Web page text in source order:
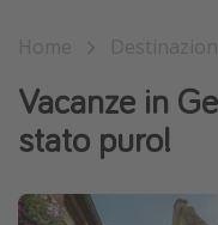
Albania
Grecia
Egitto
Vacanze in
stato puro!